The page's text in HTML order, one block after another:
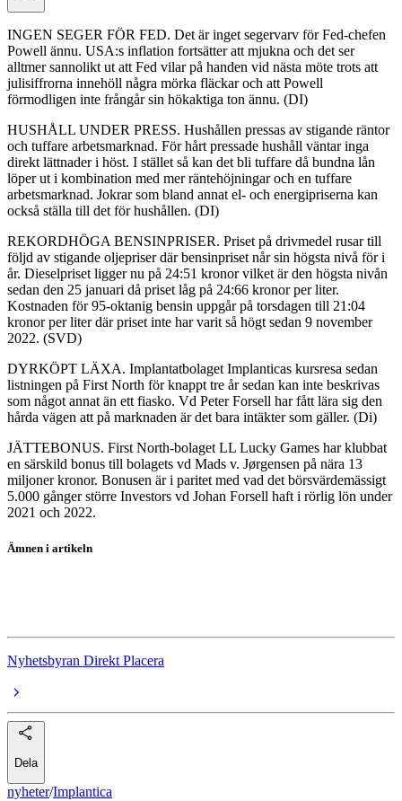
INGEN SEGER FÖR FED. Det är inget segervarv för Fed-chefen
Powell ännu. USA:s inflation fortsätter att mjukna och det ser
alltmer sannolikt ut att Fed vilar på handen vid nästa möte trots att
julisiffrorna innehöll några mörka fläckar och att Powell
förmodligen inte frångår sin hökaktiga ton ännu. (DI)
HUSHÅLL UNDER PRESS. Hushållen pressas av stigande räntor
och tuffare arbetsmarknad. För hårt pressade hushåll väntar inga
direkt lättnader i höst. I stället så kan det bli tuffare då bundna lån
löper ut i kombination med mer räntehöjningar och en tuffare
arbetsmarknad. Jokrar som bland annat el- och energipriserna kan
också ställa till det för hushållen. (DI)
REKORDHÖGA BENSINPRISER. Priset på drivmedel rusar till
följd av stigande oljepriser där bensinpriset når sin högsta nivå för i
år. Dieselpriset ligger nu på 24:51 kronor vilket är den högsta nivån
sedan den 25 januari då priset låg på 24:66 kronor per liter.
Kostnaden för 95-oktanig bensin uppgår på torsdagen till 21:04
kronor per liter där priset inte har varit så högt sedan 9 november
2022. (SVD)
DYRKÖPT LÄXA. Implantatbolaget Implanticas kursresa sedan
listningen på First North för knappt tre år sedan kan inte beskrivas
som något annat än ett fiasko. Vd Peter Forsell har fått lära sig den
hårda vägen att på marknaden är det bara intäkter som gäller. (Di)
JÄTTEBONUS. First North-bolaget LL Lucky Games har klubbat
en särskild bonus till bolagets vd Mads v. Jørgensen på nära 13
miljoner kronor. Bonusen är i paritet med vad det börsvärdemässigt
5.000 gånger större Investors vd Johan Forsell haft i rörlig lön under
2021 och 2022.
Ämnen i artikeln
Nyhetsbyran Direkt Placera
Dela
nyheter/Implantica